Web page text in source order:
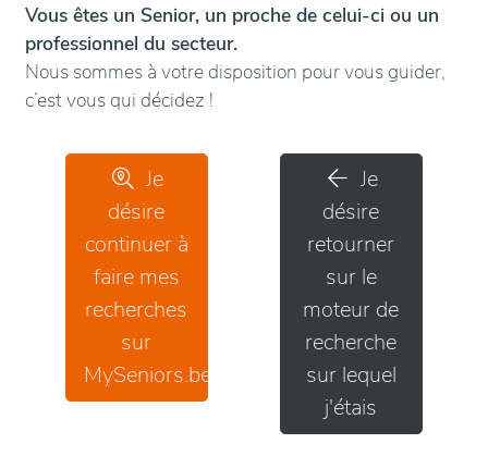
Vous êtes un Senior, un proche de celui-ci ou un
professionnel du secteur.
Nous sommes à votre disposition pour vous guider,
c’est vous qui décidez !
Je
désire
continuer à
faire mes
recherches
sur
MySeniors.be
Je
désire
retourner
sur le
moteur de
recherche
sur lequel
j'étais